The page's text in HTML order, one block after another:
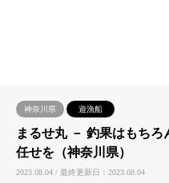
神奈川県 遊漁船
まるせ丸 － 釣果はもち
任せを（神奈川県）
2023.08.04 / 最終更新日：2023.08.04